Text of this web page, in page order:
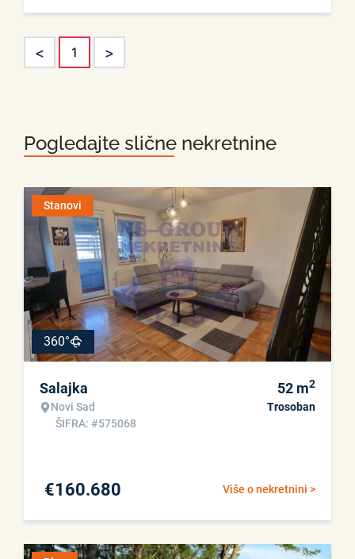
< 1 >
Pogledajte slične nekretnine
Stanovi
360°
Salajka
Novi Sad
ŠIFRA: #575068
52 m2
Trosoban
Više o nekretnini >
€160.680